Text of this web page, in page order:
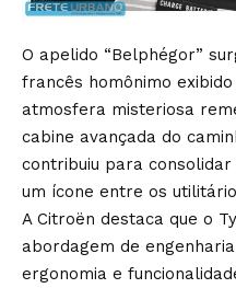
O apelido “Belphégor”
francês homônimo
atmosfera misteriosa
cabine avançada do
contribuiu para
um ícone entre os
A Citroën destaca que o
abordagem de
ergonomia e